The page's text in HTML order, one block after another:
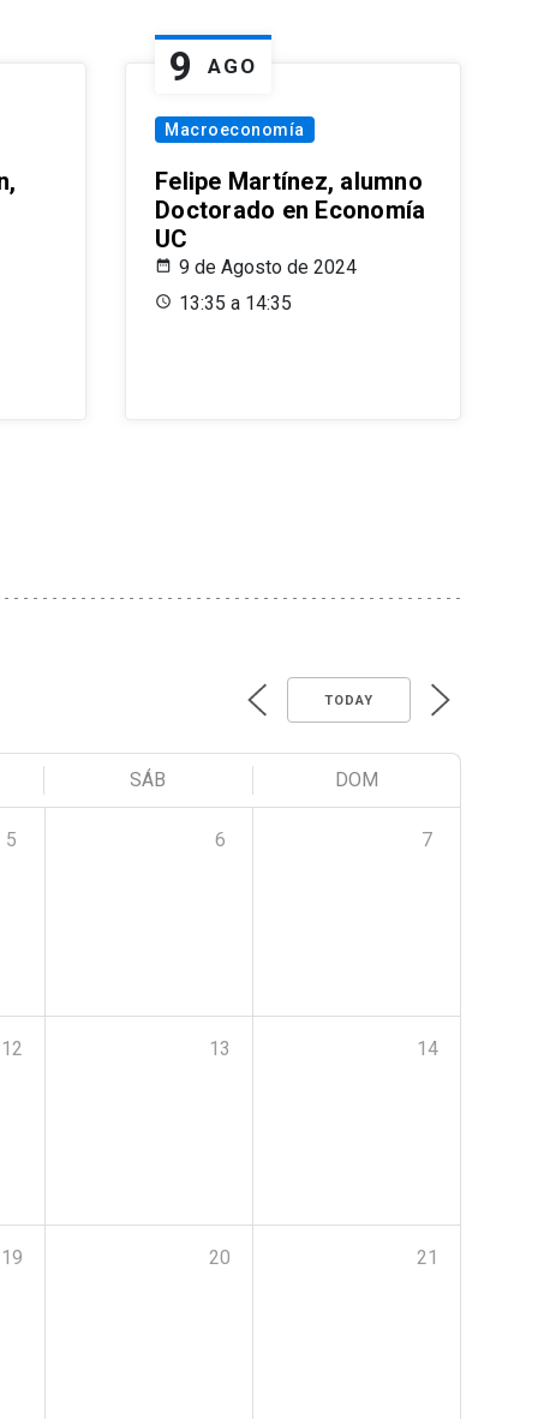
9 AGO
Macroeconomía
Felipe Martínez, alumno
Doctorado en Economía
UC
9 de Agosto de 2024
13:35 a 14:35
TODAY
SÁB DOM
5 6 7
12 13 14
19 20 21